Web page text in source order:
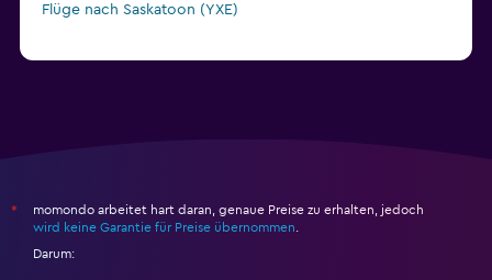
Flüge nach Saskatoon (YXE)
*
momondo arbeitet hart daran, genaue Preise zu erhalten, jedoch
wird keine Garantie für Preise übernommen
Darum: